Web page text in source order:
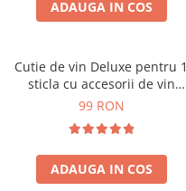
ADAUGA IN COS
Cutie de vin Deluxe pentru 1
sticla cu accesorii de vin
incluse piele ecologica de
99 RON
ADAUGA IN COS